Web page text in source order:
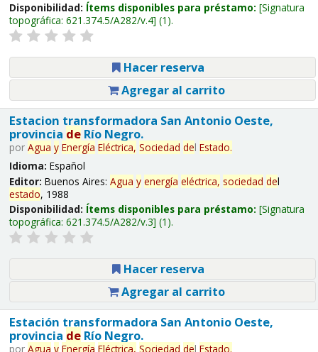
Disponibilidad: Ítems disponibles para préstamo: Signatura
topográfica: 621.374.5/A282/v.4 (1).
Hacer reserva
Agregar al carrito
Estacion transformadora San Antonio Oeste,
provincia deRío Negro.
por Agua y Energía Eléctrica, Sociedad del Estado.
Idioma: Español
Editor: Buenos Aires: Agua y energía eléctrica, sociedad del
estado, 1988
Disponibilidad: Ítems disponibles para préstamo: Signatura
topográfica: 621.374.5/A282/v.3 (1).
Hacer reserva
Agregar al carrito
Estación transformadora San Antonio Oeste,
provincia deRío Negro.
por Agua y Energía Eléctrica, Sociedad del Estado.